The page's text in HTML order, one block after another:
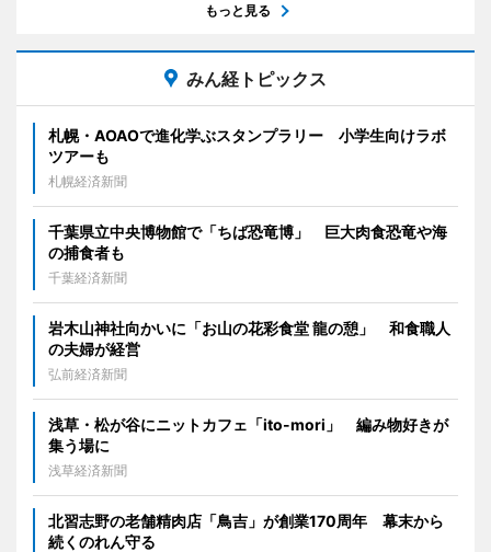
もっと見る
みん経トピックス
札幌・AOAOで進化学ぶスタンプラリー 小学生向けラボ
ツアーも
札幌経済新聞
千葉県立中央博物館で「ちば恐竜博」 巨大肉食恐竜や海
の捕食者も
千葉経済新聞
岩木山神社向かいに「お山の花彩食堂 龍の憩」 和食職人
の夫婦が経営
弘前経済新聞
浅草・松が谷にニットカフェ「ito-mori」 編み物好きが
集う場に
浅草経済新聞
北習志野の老舗精肉店「鳥吉」が創業170周年 幕末から
続くのれん守る